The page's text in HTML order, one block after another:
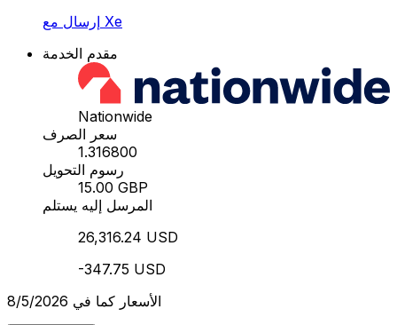
إرسال مع Xe
مقدم الخدمة
Nationwide
سعر الصرف
1.316800
رسوم التحويل
15.00 GBP
المرسل إليه يستلم
26,316.24 USD
-347.75 USD
الأسعار كما في 8/5/2026